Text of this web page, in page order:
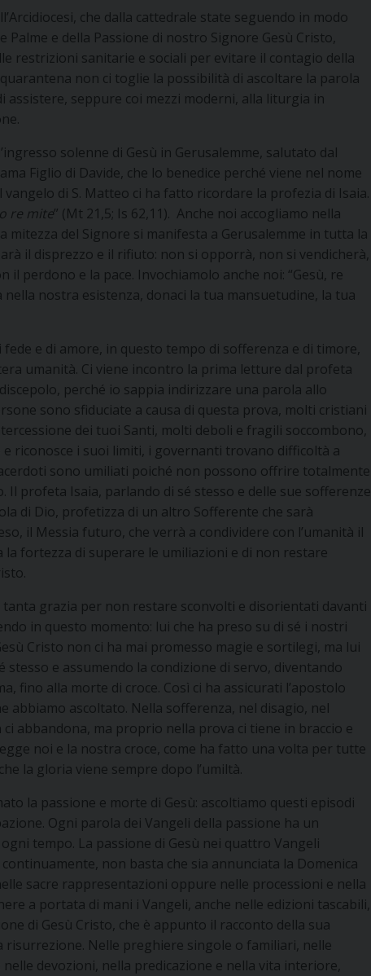
che dalla cattedrale state seguendo in modo
e della Passione di nostro Signore Gesù Cristo,
restrizioni sanitarie e sociali per evitare il contagio della
non ci toglie la possibilità di ascoltare la parola
assistere, seppure coi mezzi moderni, alla liturgia in
solenne di Gesù in Gerusalemme, salutato dal
Figlio di Davide, che lo benedice perché viene nel nome
di S. Matteo ci ha fatto ricordare la profezia di Isaia.
re mite” (Mt 21,5; Is 62,11). Anche noi accogliamo nella
mitezza del Signore si manifesta a Gerusalemme in tutta la
il disprezzo e il rifiuto: non si opporrà, non si vendicherà,
il perdono e la pace. Invochiamolo anche noi: “Gesù, re
nostra esistenza, donaci la tua mansuetudine, la tua
e di amore, in questo tempo di sofferenza e di timore,
umanità. Ci viene incontro la prima letture dal profeta
perché io sappia indirizzare una parola allo
sono sfiduciate a causa di questa prova, molti cristiani
dei tuoi Santi, molti deboli e fragili soccombono,
riconosce i suoi limiti, i governanti trovano difficoltà a
sono umiliati poiché non possono offrire totalmente
Il profeta Isaia, parlando di sé stesso e delle sue sofferenze
di Dio, profetizza di un altro Sofferente che sarà
il Messia futuro, che verrà a condividere con l’umanità il
la fortezza di superare le umiliazioni e di non restare
grazia per non restare sconvolti e disorientati davanti
in questo momento: lui che ha preso su di sé i nostri
Cristo non ci ha mai promesso magie e sortilegi, ma lui
stesso e assumendo la condizione di servo, diventando
fino alla morte di croce. Così ci ha assicurati l’apostolo
abbiamo ascoltato. Nella sofferenza, nel disagio, nel
abbandona, ma proprio nella prova ci tiene in braccio e
noi e la nostra croce, come ha fatto una volta per tutte
la gloria viene sempre dopo l’umiltà.
la passione e morte di Gesù: ascoltiamo questi episodi
Ogni parola dei Vangeli della passione ha un
tempo. La passione di Gesù nei quattro Vangeli
non basta che sia annunciata la Domenica
sacre rappresentazioni oppure nelle processioni e nella
a portata di mani i Vangeli, anche nelle edizioni tascabili,
di Gesù Cristo, che è appunto il racconto della sua
risurrezione. Nelle preghiere singole o familiari, nelle
devozioni, nella predicazione e nella vita interiore,